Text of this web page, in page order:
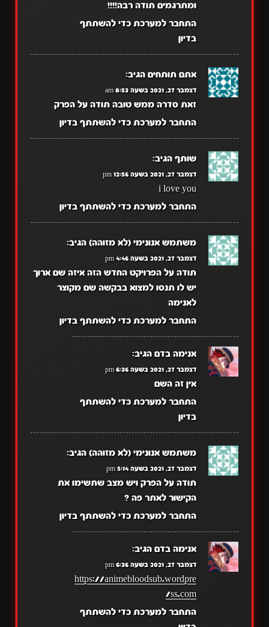
ומתרגמים תודה רבה!!!!
התחבר למערכת כדי להשתתף
בדיון
אתם תותחים הגיב:
דצמבר 27, 2021 בשעה 8:53 am
זאת סדרה ממש טובה תודה על הפרק
התחבר למערכת כדי להשתתף בדיון
שותף הגיב:
דצמבר 27, 2021 בשעה 12:56 pm
i love you
התחבר למערכת כדי להשתתף בדיון
משתמש אנונימי (לא מזוהה) הגיב:
דצמבר 27, 2021 בשעה 4:46 pm
תודה על הפרויקט החדש הזה איזה שם ארוך
יש לו תנסו למצוא בבקשה שם מקוצר
לאנימה
התחבר למערכת כדי להשתתף בדיון
אנימה בדם הגיב:
דצמבר 27, 2021 בשעה 6:36 pm
אין זה השם
התחבר למערכת כדי להשתתף
בדיון
משתמש אנונימי (לא מזוהה) הגיב:
דצמבר 27, 2021 בשעה 5:14 pm
תודה על הפרק ויש מצב שתשימו את
הקישור לאתר פה ?
התחבר למערכת כדי להשתתף בדיון
אנימה בדם הגיב:
דצמבר 27, 2021 בשעה 6:36 pm
https://animebloodsub.wordpre
ss.com/
התחבר למערכת כדי להשתתף